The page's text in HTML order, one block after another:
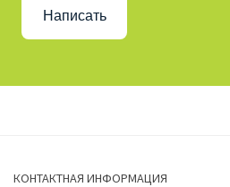
Написать
КОНТАКТНАЯ ИНФОРМАЦИЯ